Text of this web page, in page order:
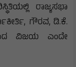
ರಾಜ್ಯಸಭಾ
ಗೌರವ, ಡಿ.ಕೆ.
ವಿಜಯ ಎಂದೇ